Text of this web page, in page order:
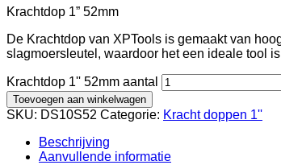
Krachtdop 1” 52mm
De Krachtdop van XPTools is gemaakt van
slagmoersleutel, waardoor het een ideale tool
Krachtdop 1'' 52mm aantal
Toevoegen aan winkelwagen
SKU: DS10S52 Categorie: Kracht doppen 1''
Beschrijving
Aanvullende informatie